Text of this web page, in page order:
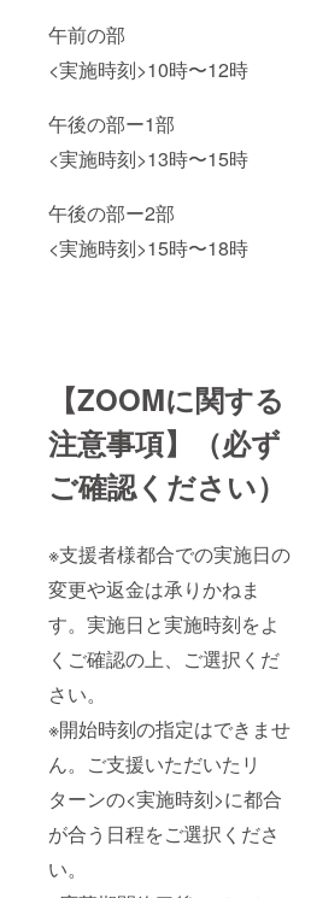
午前の部
<実施時刻>10時〜12時
午後の部ー1部
<実施時刻>13時〜15時
午後の部ー2部
<実施時刻>15時〜18時
【ZOOMに関する
注意事項】（必ず
ご確認ください）
※支援者様都合での実施日の
変更や返金は承りかねま
す。実施日と実施時刻をよ
くご確認の上、ご選択くだ
さい。
※開始時刻の指定はできませ
ん。ご支援いただいたリ
ターンの<実施時刻>に都合
が合う日程をご選択くださ
い。